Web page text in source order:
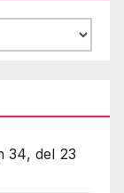
34, del 23